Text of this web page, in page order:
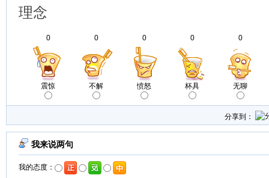
理念
0
震惊
0
不解
0
愤怒
0
杯具
0
无聊
分享到：